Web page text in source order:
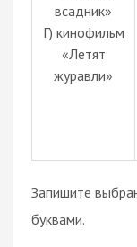
всадник»
Г) кинофильм
«Летят
журавли»
Запишите
буквами.